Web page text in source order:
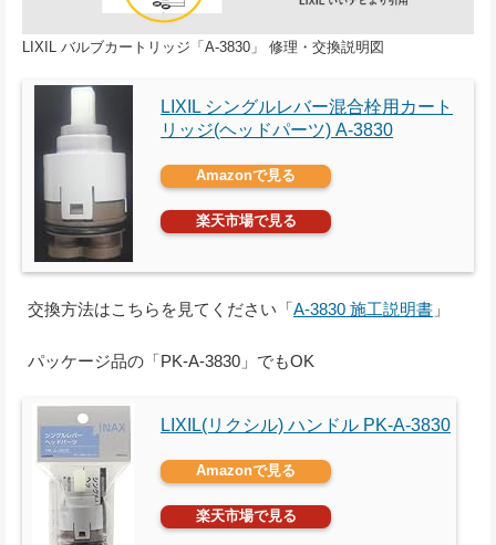
LIXIL バルブカートリッジ「A-3830」 修理・交換説明図
LIXIL シングルレバー混合栓用カート
リッジ(ヘッドパーツ) A-3830
Amazonで見る
楽天市場で見る
交換方法はこちらを見てください「A-3830 施工説明書 」
パッケージ品の「PK-A-3830」でもOK
LIXIL(リクシル) ハンドル PK-A-3830
Amazonで見る
楽天市場で見る